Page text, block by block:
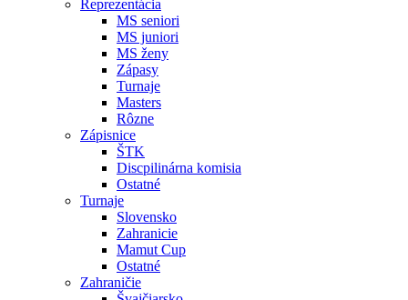
Reprezentácia
MS seniori
MS juniori
MS ženy
Zápasy
Turnaje
Masters
Rôzne
Zápisnice
ŠTK
Discpilinárna komisia
Ostatné
Turnaje
Slovensko
Zahranicie
Mamut Cup
Ostatné
Zahraničie